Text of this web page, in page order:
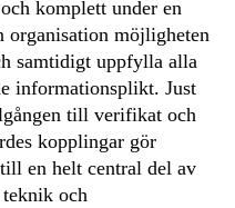
komplett under en
möjligheten
samtidigt uppfylla alla
informationsplikt. Just
till verifikat och
kopplingar gör
en helt central del av
och